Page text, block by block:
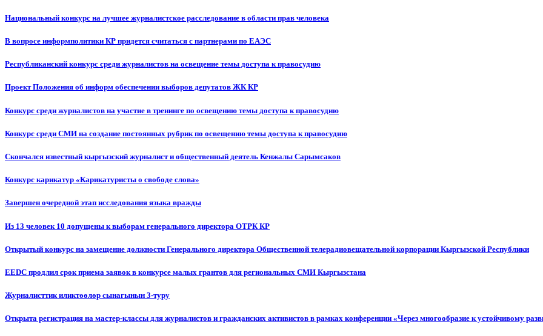
Национальный конкурс на лучшее журналистское расследование в области прав человека
В вопросе информполитики КР придется считаться с партнерами по ЕАЭС
Республиканский конкурс среди журналистов на освещение темы доступа к правосудию
Проект Положения об информ обеспечении выборов депутатов ЖК КР
Конкурс среди журналистов на участие в тренинге по освещению темы доступа к правосудию
Конкурс среди СМИ на создание постоянных рубрик по освещению темы доступа к правосудию
Скончался известный кыргызский журналист и общественный деятель Кенжалы Сарымсаков
Конкурс карикатур «Карикатуристы о свободе слова»
Завершен очередной этап исследования языка вражды
Из 13 человек 10 допущены к выборам генерального директора ОТРК КР
Открытый конкурс на замещение должности Генерального директора Общественной телерадиовещательной корпорации Кыргызской Республики
EEDC продлил срок приема заявок в конкурсе малых грантов для региональных СМИ Кыргызстана
Журналисттик иликтөөлөр сынагынын 3-туру
Открыта регистрация на мастер-классы для журналистов и гражданских активистов в рамках конференции «Через многообразие к устойчивому